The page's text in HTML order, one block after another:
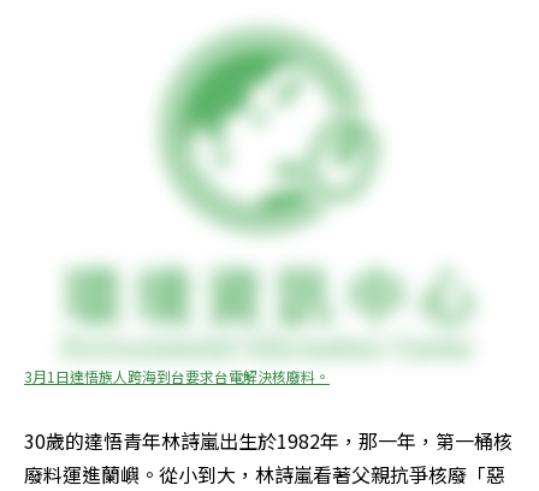
3月1日達悟族人跨海到台要求台電解決核廢料。
30歲的達悟青年林詩嵐出生於1982年，那一年，第一桶核
廢料運進蘭嶼。從小到大，林詩嵐看著父親抗爭核廢「惡